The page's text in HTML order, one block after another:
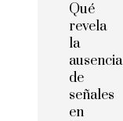
Qué
revela
la
ausencia
de
señales
en